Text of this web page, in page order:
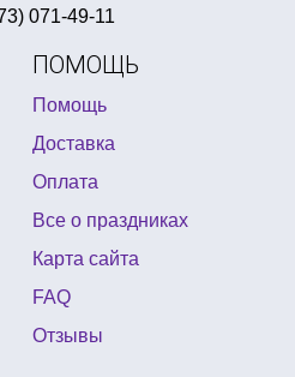
украина
купить
шары сердце
071-49-11
ПОМОЩЬ
Помощь
Доставка
Оплата
Все о праздниках
Карта сайта
FAQ
Отзывы